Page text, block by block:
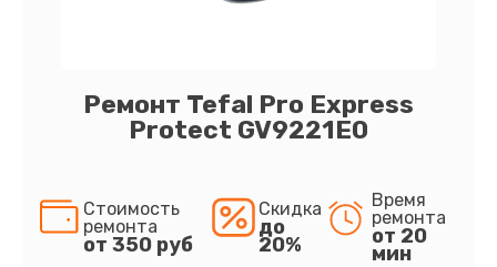
Ремонт Tefal Pro Express
Protect GV9221E0
Стоимость
ремонта
от 350 руб
Скидка
до
20%
Время
ремонта
от 20
мин